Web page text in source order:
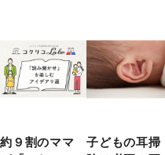
約９割のママ
子どもの耳掃